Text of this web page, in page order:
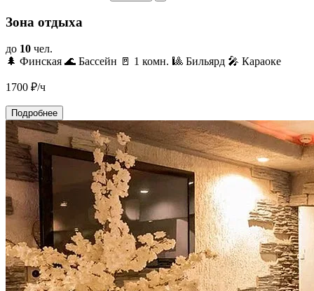
Зона отдыха
до 10 чел.
🌲 Финская 🌊 Бассейн 🚪 1 комн. 🎱 Бильярд 🎤 Караоке
1700 ₽/ч
Подробнее